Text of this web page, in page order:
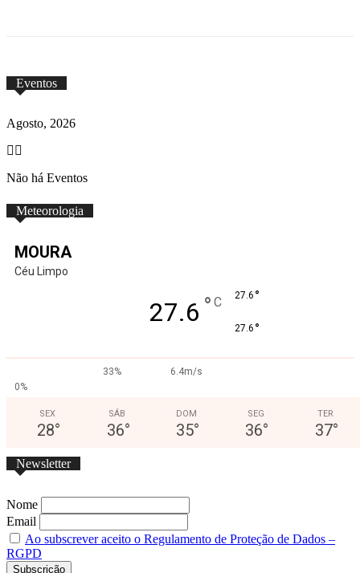
Eventos
Agosto, 2026
Não há Eventos
Meteorologia
MOURA
Céu Limpo
27.6 ° C 27.6 °
27.6 °
33%
6.4m/s
0%
SEX
28°
SÁB
36°
DOM
35°
SEG
36°
TER
37°
Newsletter
Nome
Email
Ao subscrever aceito o Regulamento de Proteção de Dados –
RGPD